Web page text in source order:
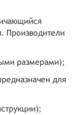
Производители
размерами);
для